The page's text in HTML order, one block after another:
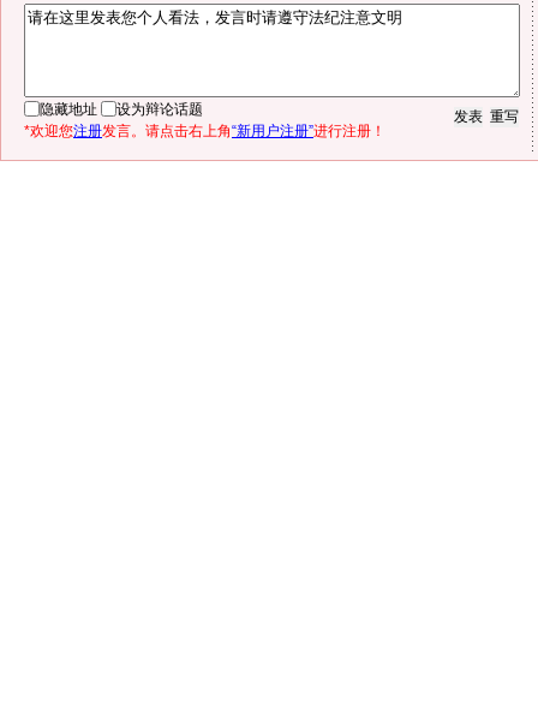
隐藏地址
设为辩论话题
*欢迎您注册发言。请点击右上角“新用户注册”进行注册！